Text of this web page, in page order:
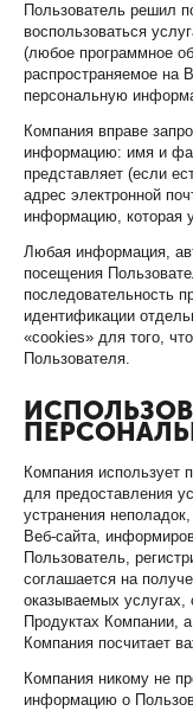
Пользователь решил
воспользоваться
(любое программное
распространяемое на
персональную
Компания вправе
информацию: имя и
представляет (если
адрес электронной
информацию, которая
Любая информация,
посещения
последовательность
идентификации
«cookies» для того,
Пользователя.
Компания использует
для предоставления
устранения
Веб-сайта,
Пользователь,
соглашается на
оказываемых услугах,
Продуктах Компании,
Компания посчитает
Компания никому не
информацию о